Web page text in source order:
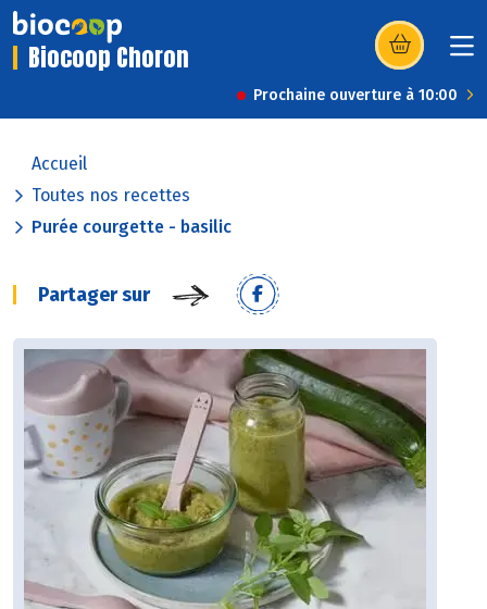
Biocoop Choron (s’ouvre dans
Prochaine ouverture à 10:00
Accueil
Toutes nos recettes
Purée courgette - basilic
Partager sur